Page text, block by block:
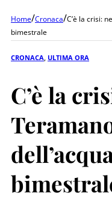
Home/Cronaca/C’è la crisi:
bimestrale
CRONACA ULTIMA ORA
C’è la